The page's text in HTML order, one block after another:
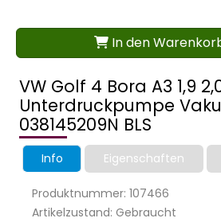
VW Golf 4 Bora A3 1,9
Unterdruckpumpe
038145209N BLS
Info Eigenschaften
Produktnummer: 107466
Artikelzustand: Gebraucht
In den